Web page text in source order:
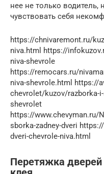
нее не только водитель,
чувствовать себя
https://chnivaremont.ru/
niva.html https://
niva-shevrole
https://remocars.ru/
niva-shevrole.html https://
chevrolet/kuzov/razborka-
shevrolet
https://www.chevyman.ru/
sborka-zadney-dveri
dveri-chevrole-niva.html
Перетяжка